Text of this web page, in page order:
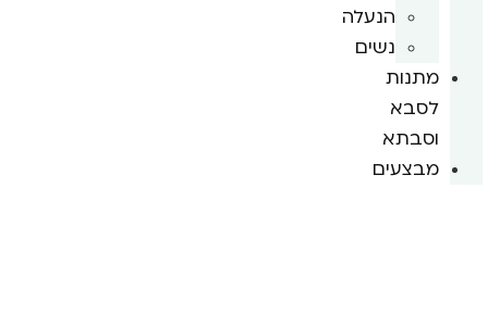
הנעלה
נשים
מתנות
לסבא
וסבתא
מבצעים